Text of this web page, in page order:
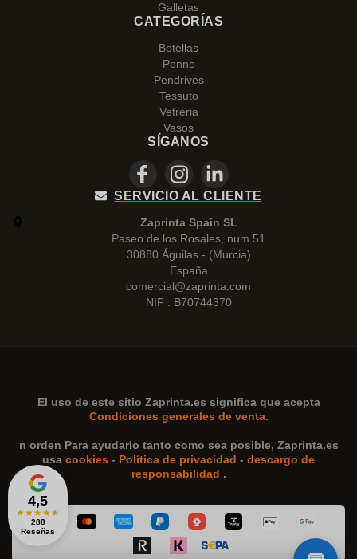
4,5
★★★★★
288
Reseñas
Galletas
CATEGORÍAS
Botellas
Penne
Pendrives
Tessuto
Vetreria
Vasos
SÍGANOS
SERVICIO AL CLIENTE
Zaprinta Spain SL
Paseo de los Rosales, num 51
30880 Águilas - (Murcia)
España
comercial@zaprinta.com
NIF : B70744370
El uso de este sitio Zaprinta.es significa que acepta
Condiciones generales de venta.
n orden Para ayudarlo tanto como sea posible, Zaprinta.es
usa cookies - Política de privacidad - descargo de
responsabilidad .